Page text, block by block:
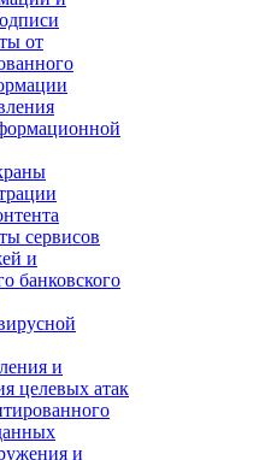
от
сервисов
и
банковского
и
целевых атак
и